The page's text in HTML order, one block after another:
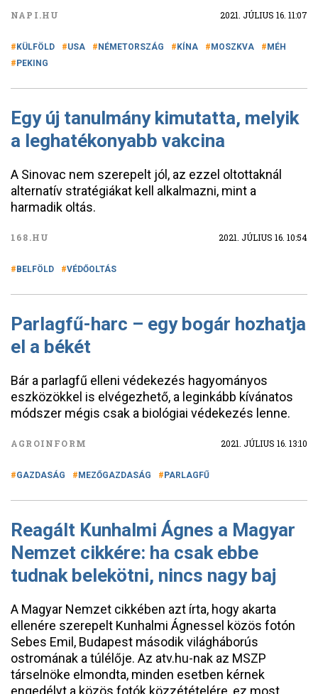
NAPI.HU 2021. JÚLIUS 16. 11:07
KÜLFÖLD USA NÉMETORSZÁG KÍNA MOSZKVA
MÉH
PEKING
Egy új tanulmány kimutatta, melyik
a leghatékonyabb vakcina
A Sinovac nem szerepelt jól, az ezzel oltottaknál
alternatív stratégiákat kell alkalmazni, mint a
harmadik oltás.
168.HU 2021. JÚLIUS 16. 10:54
BELFÖLD VÉDŐOLTÁS
Parlagfű-harc – egy bogár hozhatja
el a békét
Bár a parlagfű elleni védekezés hagyományos
eszközökkel is elvégezhető, a leginkább kívánatos
módszer mégis csak a biológiai védekezés lenne.
AGROINFORM 2021. JÚLIUS 16. 13:10
GAZDASÁG MEZŐGAZDASÁG PARLAGFŰ
Reagált Kunhalmi Ágnes a Magyar
Nemzet cikkére: ha csak ebbe
tudnak belekötni, nincs nagy baj
A Magyar Nemzet cikkében azt írta, hogy akarta
ellenére szerepelt Kunhalmi Ágnessel közös fotón
Sebes Emil, Budapest második világháborús
ostromának a túlélője. Az atv.hu-nak az MSZP
társelnöke elmondta, minden esetben kérnek
engedélyt a közös fotók közzétételére, ez most